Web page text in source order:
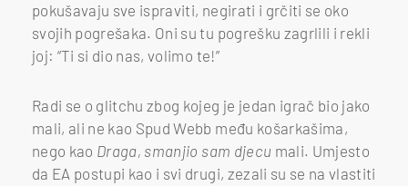
pokušavaju sve ispraviti, negirati i grčiti se oko
svojih pogrešaka. Oni su tu pogrešku zagrlili i rekli
joj: “Ti si dio nas, volimo te!”
Radi se o glitchu zbog kojeg je jedan igrač bio jako
mali, ali ne kao Spud Webb među košarkašima,
nego kao Draga, smanjio sam djecu mali. Umjesto
da EA postupi kao i svi drugi, zezali su se na vlastiti